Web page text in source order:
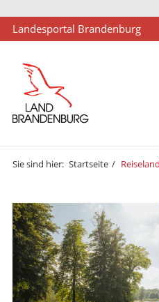
Landesportal Brandenburg
Sie sind hier: Startseite